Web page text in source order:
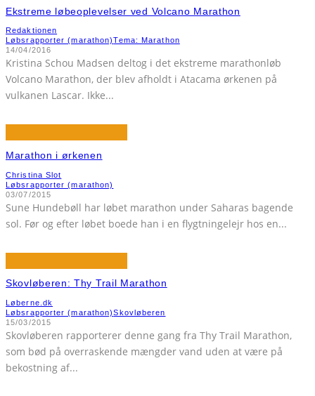
Ekstreme løbeoplevelser ved Volcano Marathon
Redaktionen
Løbsrapporter (marathon)Tema: Marathon
14/04/2016
Kristina Schou Madsen deltog i det ekstreme marathonløb
Volcano Marathon, der blev afholdt i Atacama ørkenen på
vulkanen Lascar. Ikke...
Marathon i ørkenen
Christina Slot
Løbsrapporter (marathon)
03/07/2015
Sune Hundebøll har løbet marathon under Saharas bagende
sol. Før og efter løbet boede han i en flygtningelejr hos en...
Skovløberen: Thy Trail Marathon
Løberne.dk
Løbsrapporter (marathon)Skovløberen
15/03/2015
Skovløberen rapporterer denne gang fra Thy Trail Marathon,
som bød på overraskende mængder vand uden at være på
bekostning af...